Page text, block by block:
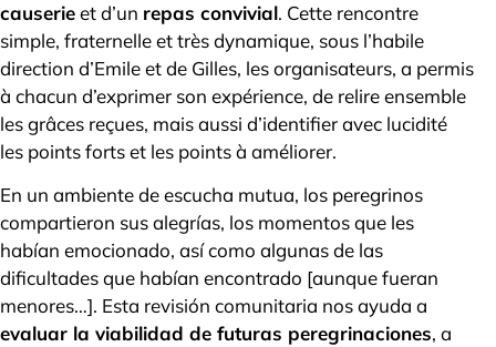
causerieet d’un repas convivial. Cette rencontre
simple, fraternelle et très dynamique, sous l’habile
direction d’Emile et de Gilles, les organisateurs, a permis
à chacun d’exprimer son expérience, de relire ensemble
les grâces reçues, mais aussi d’identifier avec lucidité
les points forts et les points à améliorer.
En un ambiente de escucha mutua, los peregrinos
compartieron sus alegrías, los momentos que les
habían emocionado, así como algunas de las
dificultades que habían encontrado [aunque fueran
menores…]. Esta revisión comunitaria nos ayuda a
evaluar la viabilidad de futuras peregrinaciones, a